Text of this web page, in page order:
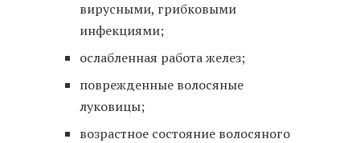
вирусными, грибковыми
инфекциями;
ослабленная работа желез;
поврежденные волосяные
луковицы;
возрастное состояние волосяного